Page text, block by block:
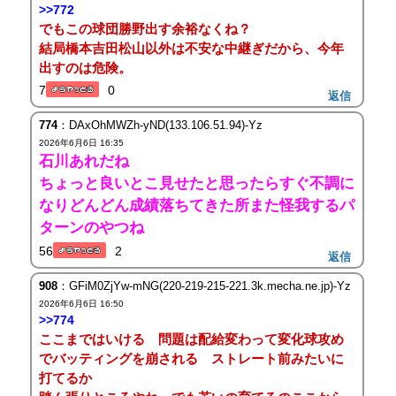
>>772
でもこの球団勝野出す余裕なくね？
結局橋本吉田松山以外は不安な中継ぎだから、今年
出すのは危険。
7 0 返信
774：DAxOhMWZh-yND(133.106.51.94)-Yz
2026年6月6日 16:35
石川あれだね
ちょっと良いとこ見せたと思ったらすぐ不調に
なりどんどん成績落ちてきた所また怪我するパ
ターンのやつね
56 2 返信
908：GFiM0ZjYw-mNG(220-219-215-221.3k.mecha.ne.jp)-Yz
2026年6月6日 16:50
>>774
ここまではいける 問題は配給変わって変化球攻め
でバッティングを崩される ストレート前みたいに
打てるか